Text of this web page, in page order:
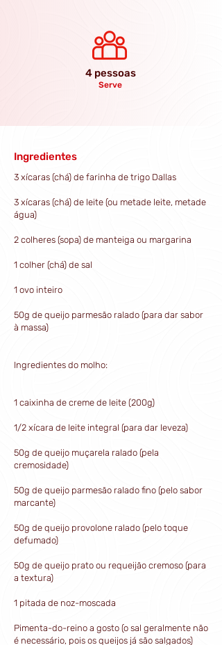
4 pessoas
Serve
Ingredientes
3 xícaras (chá) de farinha de trigo Dallas
3 xícaras (chá) de leite (ou metade leite, metade
água)
2 colheres (sopa) de manteiga ou margarina
1 colher (chá) de sal
1 ovo inteiro
50g de queijo parmesão ralado (para dar sabor
à massa)
Ingredientes do molho:
1 caixinha de creme de leite (200g)
1/2 xícara de leite integral (para dar leveza)
50g de queijo muçarela ralado (pela
cremosidade)
50g de queijo parmesão ralado fino (pelo sabor
marcante)
50g de queijo provolone ralado (pelo toque
defumado)
50g de queijo prato ou requeijão cremoso (para
a textura)
1 pitada de noz-moscada
Pimenta-do-reino a gosto (o sal geralmente não
é necessário, pois os queijos já são salgados)